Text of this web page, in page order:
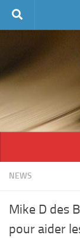
Skip to content
NEWS
Mike D des
pour aider